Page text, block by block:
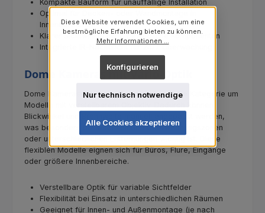
Kompakte Bauform für unauffällige Installation
Optimal für Decken‑ oder Wandmontage in
Innenbereichen
Klarer Sichtwinkel ohne bewegliche Komponenten
Integrierte IR‑Nachtsicht für 24/7 Überwachung
Dome Kameras mit Vario‑Optik
Dome Kameras mit Vario‑Optik ergänzen die Kategorie um
Modelle mit verstellbarem Objektiv. Dadurch können
Blickwinkel und Brennweite manuell angepasst werden,
was besonders bei wechselnden Überwachungszonen
oder unterschiedlichen Entfernungen wichtig ist. Diese
flexiblen Modelle eignen sich für Büros, Flure, Eingänge
oder größere Innenbereiche.
Verstellbare Optik für variable Sichtfelder
Flexibilität bei Einsatz in unterschiedlichen Räumen
Geeignet für Innen‑ und Außenmontage (je nach
Diese Website verwendet Cookies, um eine
bestmögliche Erfahrung bieten zu können.
Mehr Informationen ...
Nur technisch notwendige
Konfigurieren
Alle Cookies akzeptieren